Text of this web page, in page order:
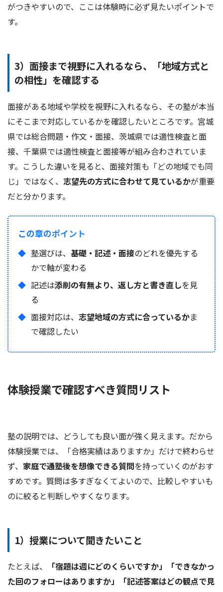
がつきやすいので、ここは体験時に必ず見たいポイントで
す。
3）面接まで視野に入れるなら、「地域方式と
の相性」を確認する
面接がある地域や学校を視野に入れるなら、その塾が本当
にそこまで対応しているかを確認したいところです。宮城
県では総合問題・作文・面接、茨城県では適性検査と面
接、千葉県では適性検査と面接等が組み合わされていま
す。こうした違いを見ると、面接対策も「どの地域でも同
じ」ではなく、 志望先の方式に合わせて見ているかが重要
だと分かります。
この章のポイント
塾選びは、 基礎・記述・面接のどれを優先する
かで軸が変わる
記述は添削の有無より、返し方と書き直しを見
る
面接対応は、 志望地域の方式に合っているかま
で確認したい
体験授業で確認すべき質問リスト
塾の説明では、どうしても良い面が強く見えます。だから
体験授業では、「合格実績はありますか」だけで終わらせ
ず、 家庭で通塾後を想像できる質問を持っていくのがおす
すめです。質問は多すぎなくてよいので、比較しやすいも
のに絞ると判断しやすくなります。
1）授業について聞きたいこと
たとえば、
「宿題は週にどのくらいですか」「できなかっ
た回のフォローはありますか」「記述答案はどの観点で見